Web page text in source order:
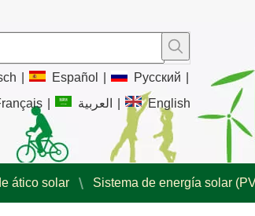
Español Pусский
العربية English
ático solar Sistema de energía solar